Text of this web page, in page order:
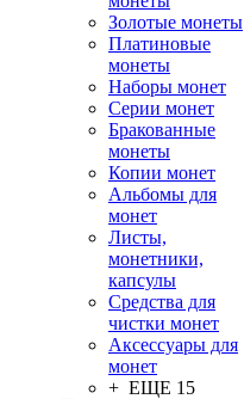
Золотые монеты
Платиновые
монеты
Наборы монет
Серии монет
Бракованные
монеты
Копии монет
Альбомы для
монет
Листы,
монетники,
капсулы
Средства для
чистки монет
Аксессуары для
монет
+ ЕЩЕ 15